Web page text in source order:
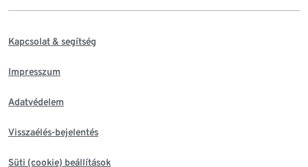
Kapcsolat & segítség
Impresszum
Adatvédelem
Visszaélés-bejelentés
Süti (cookie) beállítások